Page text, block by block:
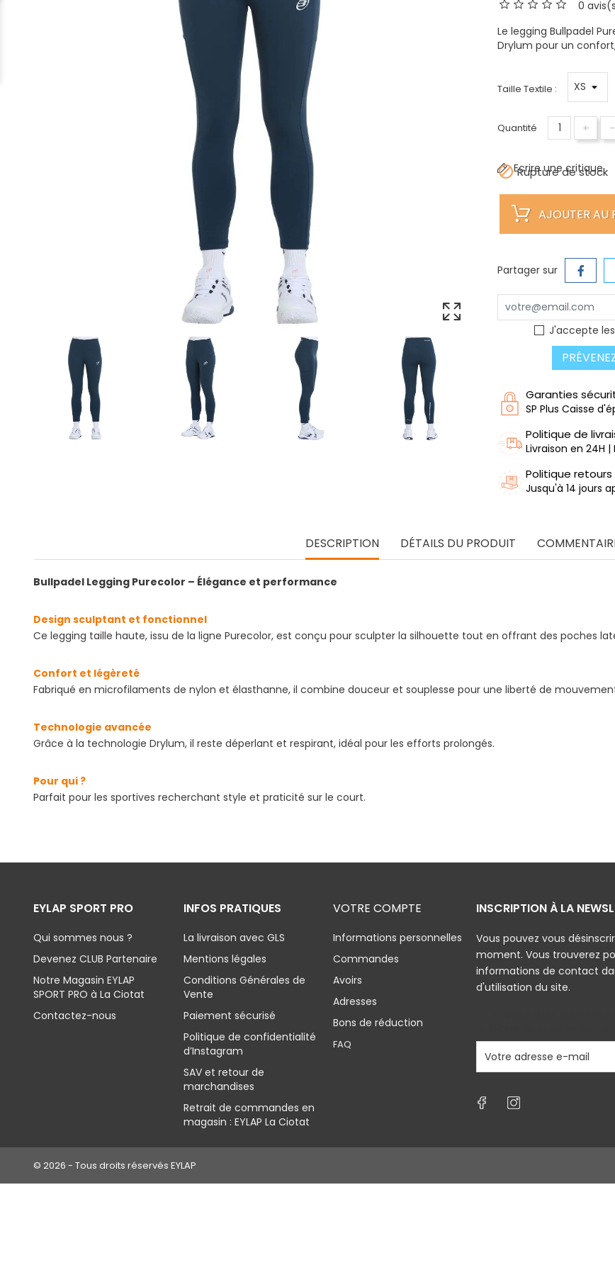
0
Le legging Bullpadel
Drylum pour un
Taille Textile :
Quantité + -
Ecrire une critique
Rupture de stock
AJOUTER AU
Partager sur
J'accepte
Garanties
SP Plus Caisse
Politique de
Livraison en 24H
Politique retours
Jusqu'à 14 jours
DESCRIPTION DÉTAILS DU PRODUIT
Bullpadel Legging Purecolor – Élégance et performance
Design sculptant et fonctionnel
Ce legging taille haute, issu de la ligne Purecolor, est conçu pour sculpter la silhouette tout en offrant des poches
Confort et légèreté
Fabriqué en microfilaments de nylon et élasthanne, il combine douceur et souplesse pour une liberté de
Technologie avancée
Grâce à la technologie Drylum, il reste déperlant et respirant, idéal pour les efforts prolongés.
Pour qui ?
Parfait pour les sportives recherchant style et praticité sur le court.
EYLAP SPORT PRO
Qui sommes nous ?
Devenez CLUB Partenaire
Notre Magasin EYLAP
SPORT PRO à La Ciotat
Contactez-nous
INFOS PRATIQUES
La livraison avec GLS
Mentions légales
Conditions Générales de
Vente
Paiement sécurisé
Politique de confidentialité
d’Instagram
SAV et retour de
marchandises
Retrait de commandes en
magasin : EYLAP La Ciotat
VOTRE COMPTE
Informations personnelles
Commandes
Avoirs
Adresses
Bons de réduction
FAQ
INSCRIPTION À LA
Vous pouvez vous
moment. Vous trouverez
informations de contact
d'utilisation du site.
© 2026 - Tous droits réservés EYLAP